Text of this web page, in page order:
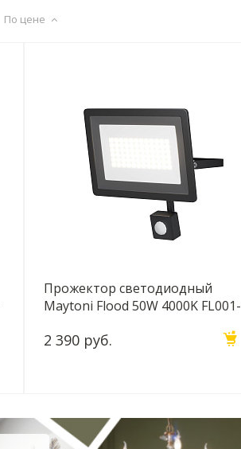
По цене
Прожектор светодиодный
Maytoni Flood 50W 4000K FL001-
2 390 руб.